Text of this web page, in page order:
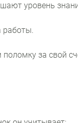
уровень
работы.
за свой